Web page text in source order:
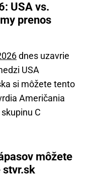
USA vs.
prenos
dnes uzavrie
USA
si môžete tento
Američania
C
môžete
stvr.sk